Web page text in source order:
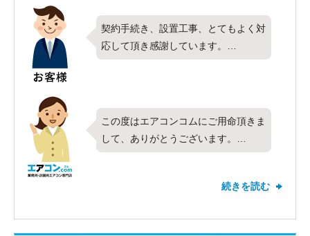
契約手続き、設置工事、とてもよく対
応して頂き感謝しています。
営業、工事の対応が良かったです。
今後のアフターフォローに期待してい
この度はエアコンコムにご用命頂きま
して、ありがとうございます。
今回各種施設さまに、日立製業務用エ
ルの取替工事にお伺いさせて頂きまし
続きを読む